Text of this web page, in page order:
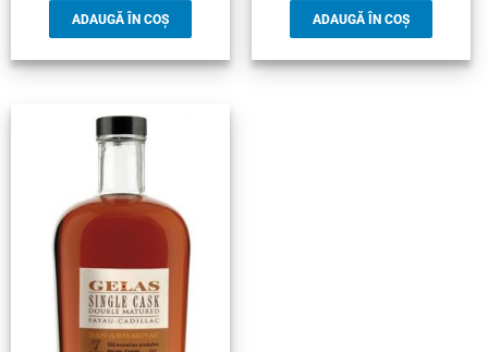
ADAUGĂ ÎN COȘ ADAUGĂ ÎN COȘ